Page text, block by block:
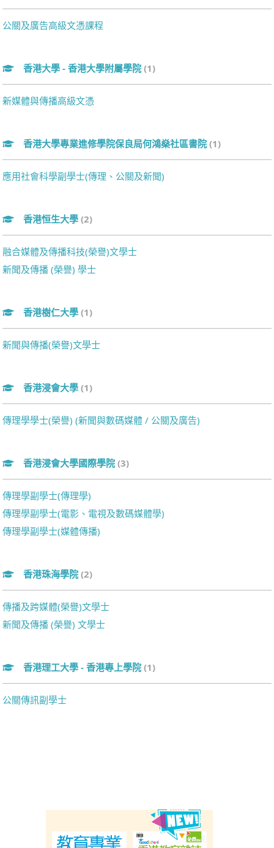
公關及廣告高級文憑課程
香港大學 - 香港大學附屬學院 (1)
新媒體與傳播高級文憑
香港大學專業進修學院保良局何鴻燊社區書院 (1)
應用社會科學副學士(傳理、公關及新聞)
香港恒生大學 (2)
融合媒體及傳播科技(榮譽)文學士
新聞及傳播 (榮譽) 學士
香港樹仁大學 (1)
新聞與傳播(榮譽)文學士
香港浸會大學 (1)
傳理學學士(榮譽) (新聞與數碼媒體 / 公關及廣告)
香港浸會大學國際學院 (3)
傳理學副學士(傳理學)
傳理學副學士(電影、電視及數碼媒體學)
傳理學副學士(媒體傳播)
香港珠海學院 (2)
傳播及跨媒體(榮譽)文學士
新聞及傳播 (榮譽) 文學士
香港理工大學 - 香港專上學院 (1)
公關傳訊副學士